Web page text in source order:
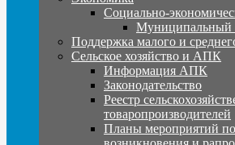
Социально-
Муниципальный
Поддержка малого и
Сельское хозяйство и АПК
Информация АПК
Законодательство
Реестр
товаропроизводителей
Планы мероприятий